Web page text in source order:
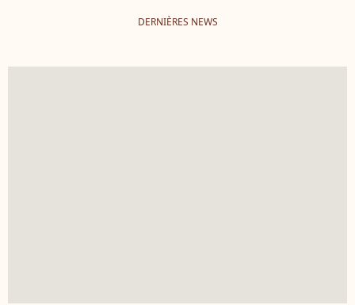
DERNIÈRES NEWS